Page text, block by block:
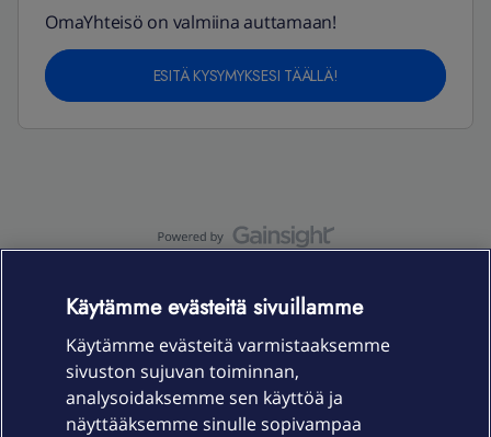
OmaYhteisö on valmiina auttamaan!
ESITÄ KYSYMYKSESI TÄÄLLÄ!
Laitteet & liittymät
Käytämme evästeitä sivuillamme
Käytämme evästeitä varmistaaksemme
sivuston sujuvan toiminnan,
analysoidaksemme sen käyttöä ja
näyttääksemme sinulle sopivampaa